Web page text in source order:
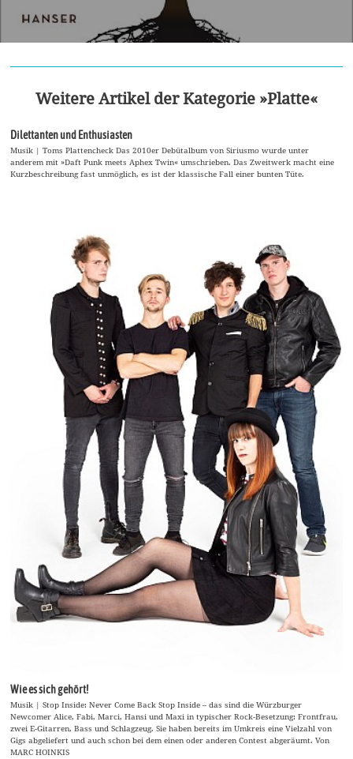
Weitere Artikel der Kategorie »Platte«
Dilettanten und Enthusiasten
Musik | Toms Plattencheck Das 2010er Debütalbum von Siriusmo wurde unter
anderem mit »Daft Punk meets Aphex Twin« umschrieben. Das Zweitwerk macht eine
Kurzbeschreibung fast unmöglich, es ist der klassische Fall einer bunten Tüte.
Wie es sich gehört!
Musik | Stop Inside: Never Come Back Stop Inside – das sind die Würzburger
Newcomer Alice, Fabi, Marci, Hansi und Maxi in typischer Rock-Besetzung: Frontfrau,
zwei E-Gitarren, Bass und Schlagzeug. Sie haben bereits im Umkreis eine Vielzahl von
Gigs abgeliefert und auch schon bei dem einen oder anderen Contest abgeräumt. Von
MARC HOINKIS